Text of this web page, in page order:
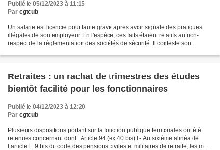
Publié le 05/12/2023 à 11:15
Par cgtcub
Un salarié est licencié pour faute grave après avoir signalé des pratiques
illégales de son employeur. En l'espèce, ces faits étaient relatifs au non-
respect de la réglementation des sociétés de sécurité. Il conteste son
Retraites : un rachat de trimestres des études
bientôt facilité pour les fonctionnaires
Publié le 04/12/2023 à 12:20
Par cgtcub
Plusieurs dispositions portant sur la fonction publique territoriales ont été
retenues concernant dont : Article 94 (ex 40 bis) I - Au sixième alinéa de
l’article L. 9 bis du code des pensions civiles et militaires de retraite, les mots